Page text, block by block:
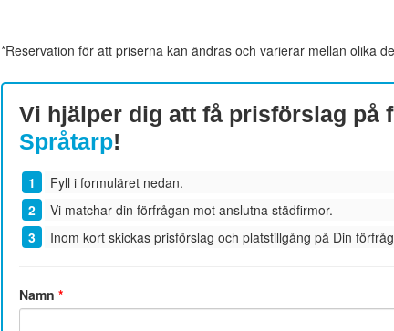
*Reservation för att priserna kan ändras och varierar mellan olika
Vi hjälper dig att få prisförslag på
Språtarp!
Fyll i formuläret nedan.
Vi matchar din förfrågan mot anslutna städfirmor.
Inom kort skickas prisförslag och platstillgång på Din
Namn *